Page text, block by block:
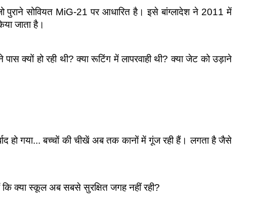
सोवियत MiG‑21 पर आधारित है। इसे बांग्लादेश ने 2011 में
जाता है।
क्यों हो रही थी? क्या रूटिंग में लापरवाही थी? क्या जेट को उड़ाने
हो गया... बच्चों की चीखें अब तक कानों में गूंज रही हैं। लगता है जैसे
क्या स्कूल अब सबसे सुरक्षित जगह नहीं रही?